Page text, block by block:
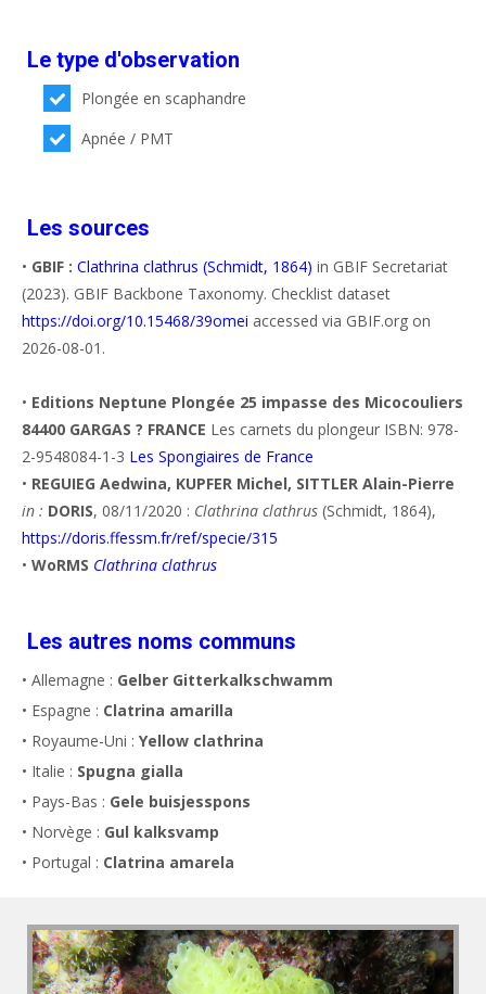
Le type d'observation
Plongée en scaphandre
Apnée / PMT
Les sources
• GBIF : Clathrina clathrus (Schmidt, 1864) in GBIF Secretariat
(2023). GBIF Backbone Taxonomy. Checklist dataset
https://doi.org/10.15468/39omei accessed via GBIF.org on
2026-08-01.
• Editions Neptune Plongée 25 impasse des Micocouliers
84400 GARGAS ? FRANCE Les carnets du plongeur ISBN: 978-
2-9548084-1-3 Les Spongiaires de France
• REGUIEG Aedwina, KUPFER Michel, SITTLER Alain-Pierre
in : DORIS, 08/11/2020 : Clathrina clathrus (Schmidt, 1864),
https://doris.ffessm.fr/ref/specie/315
• WoRMS Clathrina clathrus
Les autres noms communs
• Allemagne : Gelber Gitterkalkschwamm
• Espagne : Clatrina amarilla
• Royaume-Uni : Yellow clathrina
• Italie : Spugna gialla
• Pays-Bas : Gele buisjesspons
• Norvège : Gul kalksvamp
• Portugal : Clatrina amarela